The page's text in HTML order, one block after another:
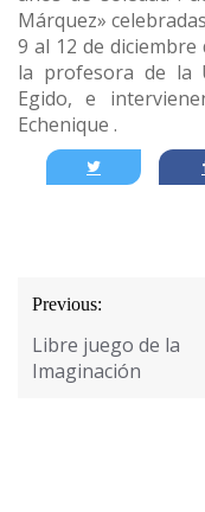
Márquez»
9 al 12 de
la profesora de la
Egido, e
Echenique .
Navegación
de
entradas
Previous:
Libre juego de la
Imaginación